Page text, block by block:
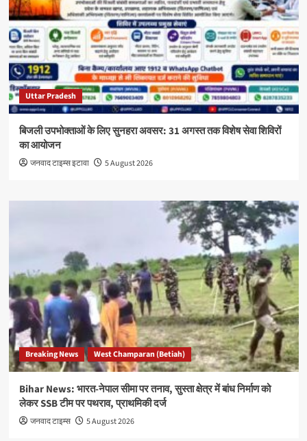
Uttar Pradesh
बिजली उपभोक्ताओं के लिए सुनहरा अवसर: 31 अगस्त तक विशेष सेवा शिविरों
का आयोजन
जनवाद टाइम्स इटावा 5 August 2026
Breaking News West Champaran (Betiah)
Bihar News: भारत-नेपाल सीमा पर तनाव, सुस्ता क्षेत्र में बांध निर्माण को
लेकर SSB टीम पर पथराव, प्राथमिकी दर्ज
जनवाद टाइम्स 5 August 2026